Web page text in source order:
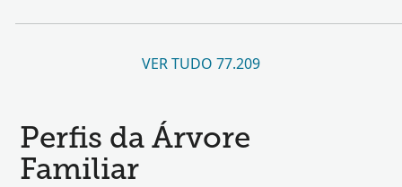
VER TUDO 77.209
Perfis da Árvore
Familiar